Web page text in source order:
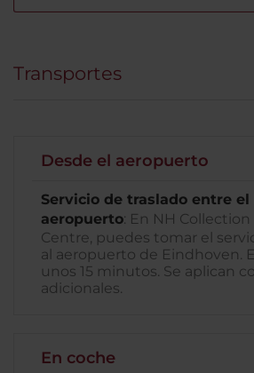
Transportes
Desde el aeropuerto
Servicio de traslado entre
aeropuerto: En NH
Centre, puedes tomar el
al aeropuerto de Eindhoven.
unos 15 minutos. Se aplican
adicionales.
En coche